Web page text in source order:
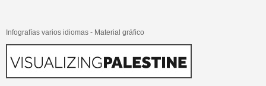
Infografías varios idiomas - Material gráfico